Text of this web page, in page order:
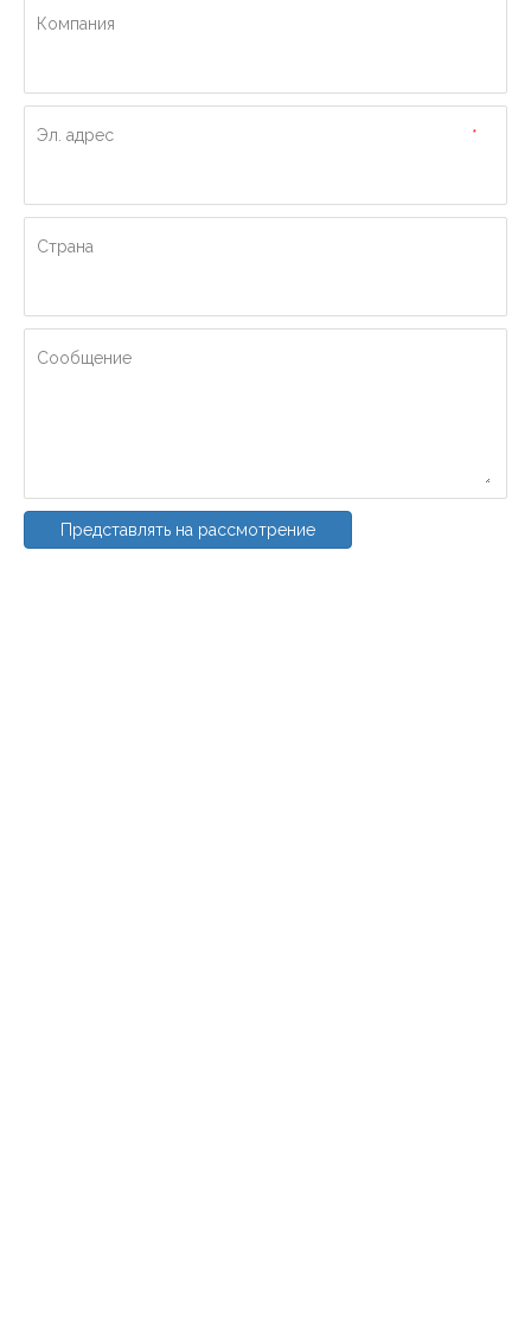
Компания
*
Эл. адрес
Страна
Сообщение
Представлять на рассмотрение